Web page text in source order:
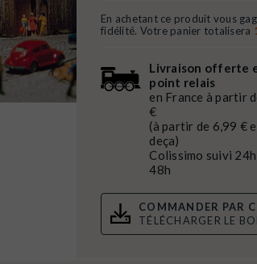
En achetant ce produit vous
fidélité. Votre panier totalisera
Livraison offerte
point relais
en France à partir
€
(à partir de 6,99 €
deça)
Colissimo suivi 24h
48h
COMMANDER PAR
TÉLÉCHARGER LE